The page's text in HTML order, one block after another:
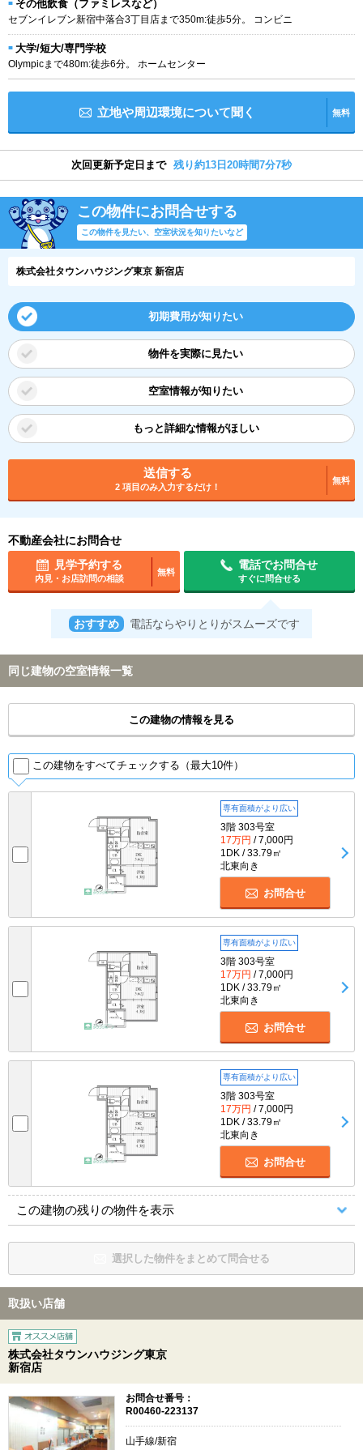
その他飲食（ファミレスなど）
セブンイレブン新宿中落合3丁目店まで350m:徒歩5分。 コンビニ
大学/短大/専門学校
Olympicまで480m:徒歩6分。 ホームセンター
立地や周辺環境について聞く 無料
次回更新予定日まで 残り約13日20時間7分6秒
この物件にお問合せする
この物件を見たい、空室状況を知りたいなど
株式会社タウンハウジング東京 新宿店
初期費用が知りたい
物件を実際に見たい
空室情報が知りたい
もっと詳細な情報がほしい
送信する
2 項目のみ入力するだけ！
無料
不動産会社にお問合せ
見学予約する
内見・お店訪問の相談
無料
電話でお問合せ
すぐに問合せる
おすすめ 電話ならやりとりがスムーズです
同じ建物の空室情報一覧
この建物の情報を見る
この建物をすべてチェックする（最大10件）
専有面積がより広い
3階 303号室
17万円 / 7,000円
1DK / 33.79㎡
北東向き
お問合せ
専有面積がより広い
3階 303号室
17万円 / 7,000円
1DK / 33.79㎡
北東向き
お問合せ
専有面積がより広い
3階 303号室
17万円 / 7,000円
1DK / 33.79㎡
北東向き
お問合せ
この建物の残りの物件を表示
選択した物件をまとめて問合せる
取扱い店舗
株式会社タウンハウジング東京
新宿店
お問合せ番号：
R00460-223137
山手線/新宿